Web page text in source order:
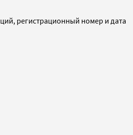
регистрационный номер и дата